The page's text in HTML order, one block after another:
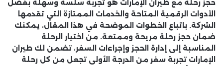
حجز رحلة مع طيران الإمارات هو تجربة سلسة وسهلة بفضل
الأدوات الرقمية المتاحة والخدمات الممتازة التي تقدمها
الشركة. باتباع الخطوات الموضحة في هذا المقال، يمكنك
ضمان حجز رحلة مريحة وممتعة. من اختيار الرحلة
المناسبة إلى إدارة الحجز وإجراءات السفر، تضمن لك طيران
الإمارات تجربة سفر من الدرجة الأولى تجعل من كل رحلة